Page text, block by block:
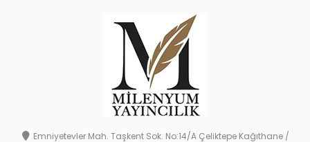
Emniyetevler Mah. Taşkent Sok. No:14/A Çeliktepe Kağıthane /